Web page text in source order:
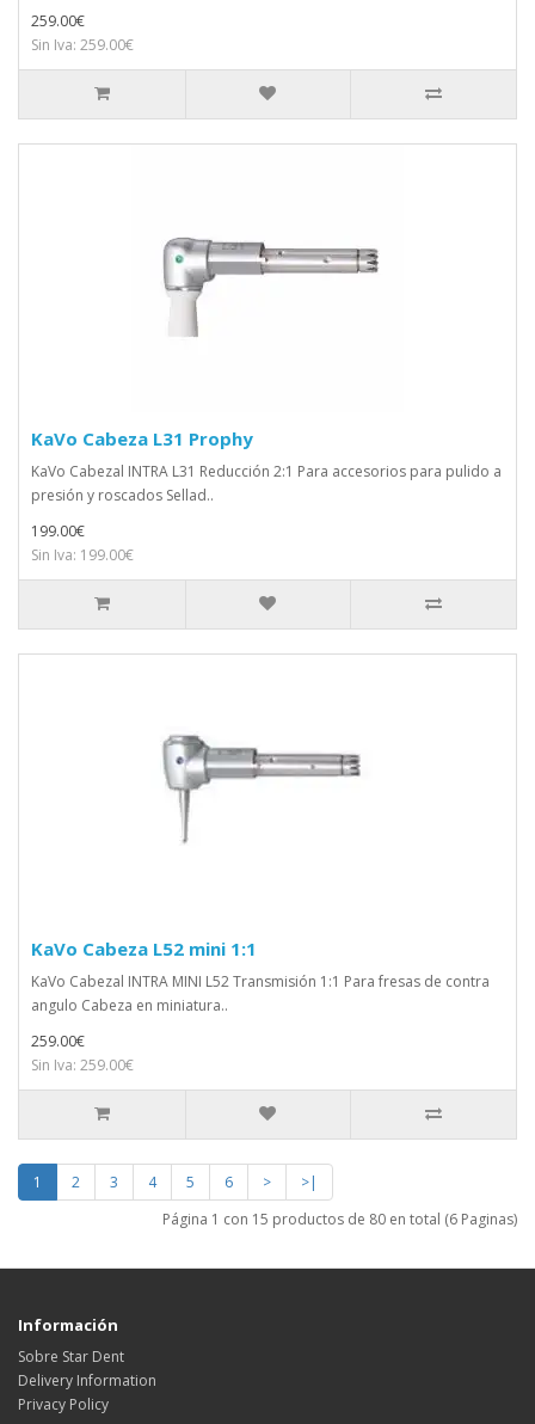
259.00€
Sin Iva: 259.00€
KaVo Cabeza L31 Prophy
KaVo Cabezal INTRA L31 Reducción 2:1 Para accesorios para pulido a
presión y roscados Sellad..
199.00€
Sin Iva: 199.00€
KaVo Cabeza L52 mini 1:1
KaVo Cabezal INTRA MINI L52 Transmisión 1:1 Para fresas de contra
angulo Cabeza en miniatura..
259.00€
Sin Iva: 259.00€
1 2 3 4 5 6 >
>|
Página 1 con 15 productos de 80 en total (6 Paginas)
Información
Sobre Star Dent
Delivery Information
Privacy Policy